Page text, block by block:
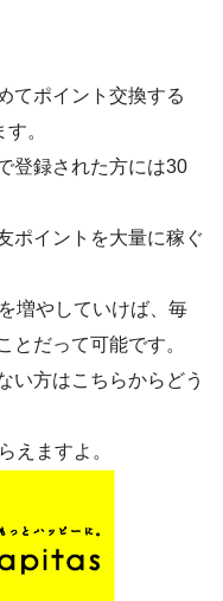
てポイント交換する
。
登録された方には30
ポイントを大量に稼ぐ
増やしていけば、毎
とだって可能です。
い方はこちらからどう
えますよ。